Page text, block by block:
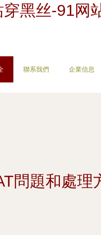
黑丝-91网
聯系我們 企業信息
問題和處理